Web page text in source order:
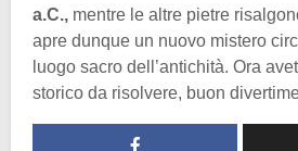
a.C., mentre le altre pietre
apre dunque un nuovo mistero
luogo sacro dell’antichità. Ora
storico da risolvere, buon